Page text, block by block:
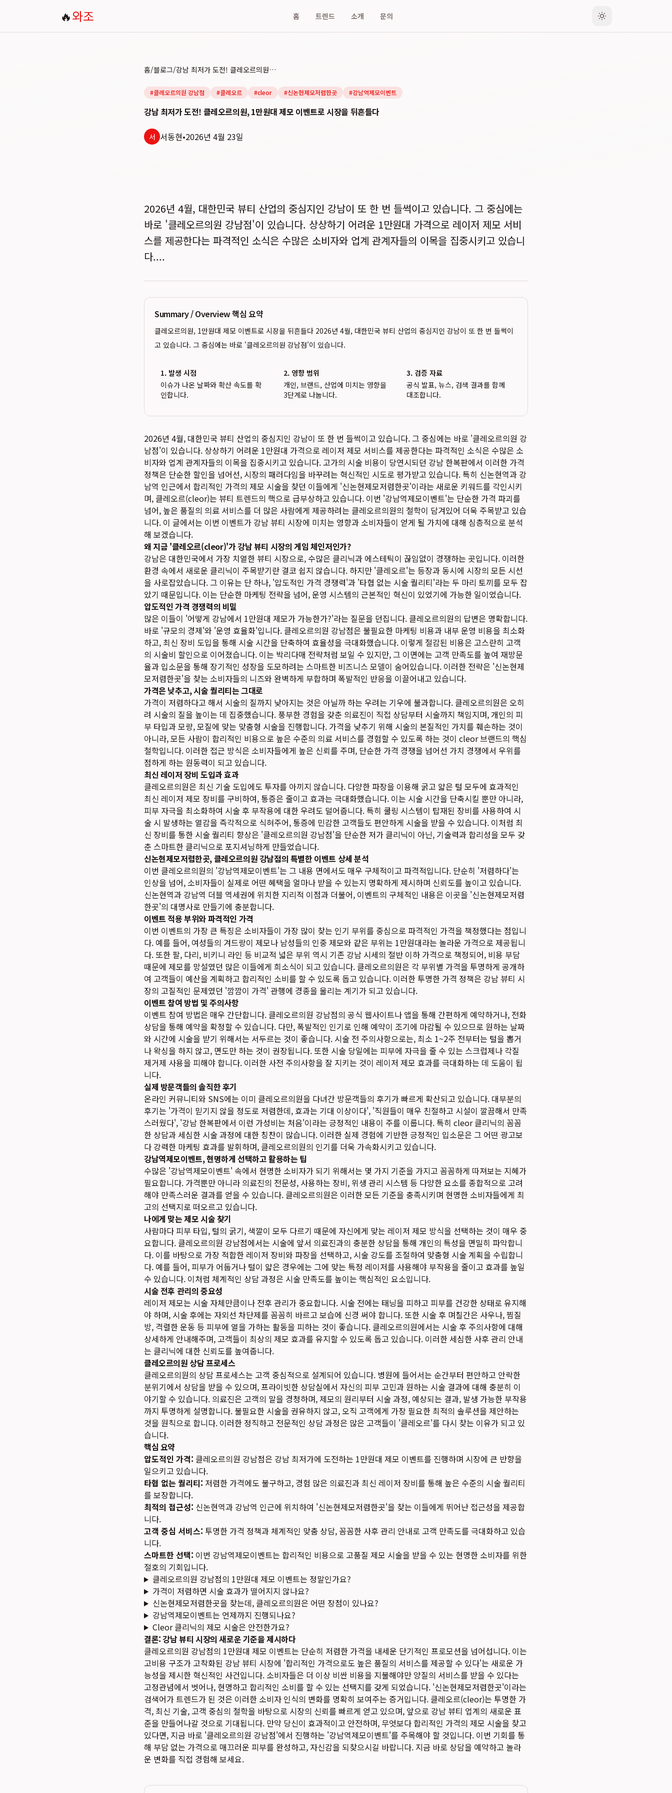
🔥와조 홈 트렌드 소개 문의
홈/블로그/ 강남 최저가 도전! 클레오르의원, 1만원대 제모 이벤트로 시장을 뒤흔들다
#클레오르의원 강남점 #클레오르 #cleor #신논현제모저렴한곳 #강남역제모이벤트
강남 최저가 도전! 클레오르의원, 1만원대 제모 이벤트로 시장을 뒤흔들다
서 서동현•2026년 4월 23일
2026년 4월, 대한민국 뷰티 산업의 중심지인 강남이 또 한 번 들썩이고 있습니다. 그 중심에는
바로 '클레오르의원 강남점'이 있습니다. 상상하기 어려운 1만원대 가격으로 레이저 제모 서비
스를 제공한다는 파격적인 소식은 수많은 소비자와 업계 관계자들의 이목을 집중시키고 있습니
다....
Summary / Overview 핵심 요약
클레오르의원, 1만원대 제모 이벤트로 시장을 뒤흔들다 2026년 4월, 대한민국 뷰티 산업의 중심지인 강남이 또 한 번 들썩이
고 있습니다. 그 중심에는 바로 '클레오르의원 강남점'이 있습니다.
1. 발생 시점
이슈가 나온 날짜와 확산 속도를 확
인합니다.
2. 영향 범위
개인, 브랜드, 산업에 미치는 영향을
3단계로 나눕니다.
3. 검증 자료
공식 발표, 뉴스, 검색 결과를 함께
대조합니다.
2026년 4월, 대한민국 뷰티 산업의 중심지인 강남이 또 한 번 들썩이고 있습니다. 그 중심에는 바로 '클레오르의원 강
남점'이 있습니다. 상상하기 어려운 1만원대 가격으로 레이저 제모 서비스를 제공한다는 파격적인 소식은 수많은 소
비자와 업계 관계자들의 이목을 집중시키고 있습니다. 고가의 시술 비용이 당연시되던 강남 한복판에서 이러한 가격
정책은 단순한 할인을 넘어선, 시장의 패러다임을 바꾸려는 혁신적인 시도로 평가받고 있습니다. 특히 신논현역과 강
남역 인근에서 합리적인 가격의 제모 시술을 찾던 이들에게 '신논현제모저렴한곳'이라는 새로운 키워드를 각인시키
며, 클레오르(cleor)는 뷰티 트렌드의 핵으로 급부상하고 있습니다. 이번 '강남역제모이벤트'는 단순한 가격 파괴를
넘어, 높은 품질의 의료 서비스를 더 많은 사람에게 제공하려는 클레오르의원의 철학이 담겨있어 더욱 주목받고 있습
니다. 이 글에서는 이번 이벤트가 강남 뷰티 시장에 미치는 영향과 소비자들이 얻게 될 가치에 대해 심층적으로 분석
해 보겠습니다.
왜 지금 '클레오르(cleor)'가 강남 뷰티 시장의 게임 체인저인가?
강남은 대한민국에서 가장 치열한 뷰티 시장으로, 수많은 클리닉과 에스테틱이 끊임없이 경쟁하는 곳입니다. 이러한
환경 속에서 새로운 클리닉이 주목받기란 결코 쉽지 않습니다. 하지만 '클레오르'는 등장과 동시에 시장의 모든 시선
을 사로잡았습니다. 그 이유는 단 하나, '압도적인 가격 경쟁력'과 '타협 없는 시술 퀄리티'라는 두 마리 토끼를 모두 잡
았기 때문입니다. 이는 단순한 마케팅 전략을 넘어, 운영 시스템의 근본적인 혁신이 있었기에 가능한 일이었습니다.
압도적인 가격 경쟁력의 비밀
많은 이들이 '어떻게 강남에서 1만원대 제모가 가능한가?'라는 질문을 던집니다. 클레오르의원의 답변은 명확합니다.
바로 '규모의 경제'와 '운영 효율화'입니다. 클레오르의원 강남점은 불필요한 마케팅 비용과 내부 운영 비용을 최소화
하고, 최신 장비 도입을 통해 시술 시간을 단축하여 효율성을 극대화했습니다. 이렇게 절감된 비용은 고스란히 고객
의 시술비 할인으로 이어졌습니다. 이는 박리다매 전략처럼 보일 수 있지만, 그 이면에는 고객 만족도를 높여 재방문
율과 입소문을 통해 장기적인 성장을 도모하려는 스마트한 비즈니스 모델이 숨어있습니다. 이러한 전략은 '신논현제
모저렴한곳'을 찾는 소비자들의 니즈와 완벽하게 부합하며 폭발적인 반응을 이끌어내고 있습니다.
가격은 낮추고, 시술 퀄리티는 그대로
가격이 저렴하다고 해서 시술의 질까지 낮아지는 것은 아닐까 하는 우려는 기우에 불과합니다. 클레오르의원은 오히
려 시술의 질을 높이는 데 집중했습니다. 풍부한 경험을 갖춘 의료진이 직접 상담부터 시술까지 책임지며, 개인의 피
부 타입과 모량, 모질에 맞는 맞춤형 시술을 진행합니다. 가격을 낮추기 위해 시술의 본질적인 가치를 훼손하는 것이
아니라, 모든 사람이 합리적인 비용으로 높은 수준의 의료 서비스를 경험할 수 있도록 하는 것이 cleor 브랜드의 핵심
철학입니다. 이러한 접근 방식은 소비자들에게 높은 신뢰를 주며, 단순한 가격 경쟁을 넘어선 가치 경쟁에서 우위를
점하게 하는 원동력이 되고 있습니다.
최신 레이저 장비 도입과 효과
클레오르의원은 최신 기술 도입에도 투자를 아끼지 않습니다. 다양한 파장을 이용해 굵고 얇은 털 모두에 효과적인
최신 레이저 제모 장비를 구비하여, 통증은 줄이고 효과는 극대화했습니다. 이는 시술 시간을 단축시킬 뿐만 아니라,
피부 자극을 최소화하여 시술 후 부작용에 대한 우려도 덜어줍니다. 특히 쿨링 시스템이 탑재된 장비를 사용하여 시
술 시 발생하는 열감을 즉각적으로 식혀주어, 통증에 민감한 고객들도 편안하게 시술을 받을 수 있습니다. 이처럼 최
신 장비를 통한 시술 퀄리티 향상은 '클레오르의원 강남점'을 단순한 저가 클리닉이 아닌, 기술력과 합리성을 모두 갖
춘 스마트한 클리닉으로 포지셔닝하게 만들었습니다.
신논현제모저렴한곳, 클레오르의원 강남점의 특별한 이벤트 상세 분석
이번 클레오르의원의 '강남역제모이벤트'는 그 내용 면에서도 매우 구체적이고 파격적입니다. 단순히 '저렴하다'는
인상을 넘어, 소비자들이 실제로 어떤 혜택을 얼마나 받을 수 있는지 명확하게 제시하며 신뢰도를 높이고 있습니다.
신논현역과 강남역 더블 역세권에 위치한 지리적 이점과 더불어, 이벤트의 구체적인 내용은 이곳을 '신논현제모저렴
한곳'의 대명사로 만들기에 충분합니다.
이벤트 적용 부위와 파격적인 가격
이번 이벤트의 가장 큰 특징은 소비자들이 가장 많이 찾는 인기 부위를 중심으로 파격적인 가격을 책정했다는 점입니
다. 예를 들어, 여성들의 겨드랑이 제모나 남성들의 인중 제모와 같은 부위는 1만원대라는 놀라운 가격으로 제공됩니
다. 또한 팔, 다리, 비키니 라인 등 비교적 넓은 부위 역시 기존 강남 시세의 절반 이하 가격으로 책정되어, 비용 부담
때문에 제모를 망설였던 많은 이들에게 희소식이 되고 있습니다. 클레오르의원은 각 부위별 가격을 투명하게 공개하
여 고객들이 예산을 계획하고 합리적인 소비를 할 수 있도록 돕고 있습니다. 이러한 투명한 가격 정책은 강남 뷰티 시
장의 고질적인 문제였던 '깜깜이 가격' 관행에 경종을 울리는 계기가 되고 있습니다.
이벤트 참여 방법 및 주의사항
이벤트 참여 방법은 매우 간단합니다. 클레오르의원 강남점의 공식 웹사이트나 앱을 통해 간편하게 예약하거나, 전화
상담을 통해 예약을 확정할 수 있습니다. 다만, 폭발적인 인기로 인해 예약이 조기에 마감될 수 있으므로 원하는 날짜
와 시간에 시술을 받기 위해서는 서두르는 것이 좋습니다. 시술 전 주의사항으로는, 최소 1~2주 전부터는 털을 뽑거
나 왁싱을 하지 않고, 면도만 하는 것이 권장됩니다. 또한 시술 당일에는 피부에 자극을 줄 수 있는 스크럽제나 각질
제거제 사용을 피해야 합니다. 이러한 사전 주의사항을 잘 지키는 것이 레이저 제모 효과를 극대화하는 데 도움이 됩
니다.
실제 방문객들의 솔직한 후기
온라인 커뮤니티와 SNS에는 이미 클레오르의원을 다녀간 방문객들의 후기가 빠르게 확산되고 있습니다. 대부분의
후기는 '가격이 믿기지 않을 정도로 저렴한데, 효과는 기대 이상이다', '직원들이 매우 친절하고 시설이 깔끔해서 만족
스러웠다', '강남 한복판에서 이런 가성비는 처음'이라는 긍정적인 내용이 주를 이룹니다. 특히 cleor 클리닉의 꼼꼼
한 상담과 세심한 시술 과정에 대한 칭찬이 많습니다. 이러한 실제 경험에 기반한 긍정적인 입소문은 그 어떤 광고보
다 강력한 마케팅 효과를 발휘하며, 클레오르의원의 인기를 더욱 가속화시키고 있습니다.
강남역제모이벤트, 현명하게 선택하고 활용하는 팁
수많은 '강남역제모이벤트' 속에서 현명한 소비자가 되기 위해서는 몇 가지 기준을 가지고 꼼꼼하게 따져보는 지혜가
필요합니다. 가격뿐만 아니라 의료진의 전문성, 사용하는 장비, 위생 관리 시스템 등 다양한 요소를 종합적으로 고려
해야 만족스러운 결과를 얻을 수 있습니다. 클레오르의원은 이러한 모든 기준을 충족시키며 현명한 소비자들에게 최
고의 선택지로 떠오르고 있습니다.
나에게 맞는 제모 시술 찾기
사람마다 피부 타입, 털의 굵기, 색깔이 모두 다르기 때문에 자신에게 맞는 레이저 제모 방식을 선택하는 것이 매우 중
요합니다. 클레오르의원 강남점에서는 시술에 앞서 의료진과의 충분한 상담을 통해 개인의 특성을 면밀히 파악합니
다. 이를 바탕으로 가장 적합한 레이저 장비와 파장을 선택하고, 시술 강도를 조절하여 맞춤형 시술 계획을 수립합니
다. 예를 들어, 피부가 어둡거나 털이 얇은 경우에는 그에 맞는 특정 레이저를 사용해야 부작용을 줄이고 효과를 높일
수 있습니다. 이처럼 체계적인 상담 과정은 시술 만족도를 높이는 핵심적인 요소입니다.
시술 전후 관리의 중요성
레이저 제모는 시술 자체만큼이나 전후 관리가 중요합니다. 시술 전에는 태닝을 피하고 피부를 건강한 상태로 유지해
야 하며, 시술 후에는 자외선 차단제를 꼼꼼히 바르고 보습에 신경 써야 합니다. 또한 시술 후 며칠간은 사우나, 찜질
방, 격렬한 운동 등 피부에 열을 가하는 활동을 피하는 것이 좋습니다. 클레오르의원에서는 시술 후 주의사항에 대해
상세하게 안내해주며, 고객들이 최상의 제모 효과를 유지할 수 있도록 돕고 있습니다. 이러한 세심한 사후 관리 안내
는 클리닉에 대한 신뢰도를 높여줍니다.
클레오르의원 상담 프로세스
클레오르의원의 상담 프로세스는 고객 중심적으로 설계되어 있습니다. 병원에 들어서는 순간부터 편안하고 안락한
분위기에서 상담을 받을 수 있으며, 프라이빗한 상담실에서 자신의 피부 고민과 원하는 시술 결과에 대해 충분히 이
야기할 수 있습니다. 의료진은 고객의 말을 경청하며, 제모의 원리부터 시술 과정, 예상되는 결과, 발생 가능한 부작용
까지 투명하게 설명합니다. 불필요한 시술을 권유하지 않고, 오직 고객에게 가장 필요한 최적의 솔루션을 제안하는
것을 원칙으로 합니다. 이러한 정직하고 전문적인 상담 과정은 많은 고객들이 '클레오르'를 다시 찾는 이유가 되고 있
습니다.
핵심 요약
압도적인 가격: 클레오르의원 강남점은 강남 최저가에 도전하는 1만원대 제모 이벤트를 진행하며 시장에 큰 반향을
일으키고 있습니다.
타협 없는 퀄리티: 저렴한 가격에도 불구하고, 경험 많은 의료진과 최신 레이저 장비를 통해 높은 수준의 시술 퀄리티
를 보장합니다.
최적의 접근성: 신논현역과 강남역 인근에 위치하여 '신논현제모저렴한곳'을 찾는 이들에게 뛰어난 접근성을 제공합
니다.
고객 중심 서비스: 투명한 가격 정책과 체계적인 맞춤 상담, 꼼꼼한 사후 관리 안내로 고객 만족도를 극대화하고 있습
니다.
스마트한 선택: 이번 강남역제모이벤트는 합리적인 비용으로 고품질 제모 시술을 받을 수 있는 현명한 소비자를 위한
절호의 기회입니다.
클레오르의원 강남점의 1만원대 제모 이벤트는 정말인가요?
가격이 저렴하면 시술 효과가 떨어지지 않나요?
신논현제모저렴한곳을 찾는데, 클레오르의원은 어떤 장점이 있나요?
강남역제모이벤트는 언제까지 진행되나요?
Cleor 클리닉의 제모 시술은 안전한가요?
결론: 강남 뷰티 시장의 새로운 기준을 제시하다
클레오르의원 강남점의 1만원대 제모 이벤트는 단순히 저렴한 가격을 내세운 단기적인 프로모션을 넘어섭니다. 이는
고비용 구조가 고착화된 강남 뷰티 시장에 '합리적인 가격으로도 높은 품질의 서비스를 제공할 수 있다'는 새로운 가
능성을 제시한 혁신적인 사건입니다. 소비자들은 더 이상 비싼 비용을 지불해야만 양질의 서비스를 받을 수 있다는
고정관념에서 벗어나, 현명하고 합리적인 소비를 할 수 있는 선택지를 갖게 되었습니다. '신논현제모저렴한곳'이라는
검색어가 트렌드가 된 것은 이러한 소비자 인식의 변화를 명확히 보여주는 증거입니다. 클레오르(cleor)는 투명한 가
격, 최신 기술, 고객 중심의 철학을 바탕으로 시장의 신뢰를 빠르게 얻고 있으며, 앞으로 강남 뷰티 업계의 새로운 표
준을 만들어나갈 것으로 기대됩니다. 만약 당신이 효과적이고 안전하며, 무엇보다 합리적인 가격의 제모 시술을 찾고
있다면, 지금 바로 '클레오르의원 강남점'에서 진행하는 '강남역제모이벤트'를 주목해야 할 것입니다. 이번 기회를 통
해 부담 없는 가격으로 매끄러운 피부를 완성하고, 자신감을 되찾으시길 바랍니다. 지금 바로 상담을 예약하고 놀라
운 변화를 직접 경험해 보세요.